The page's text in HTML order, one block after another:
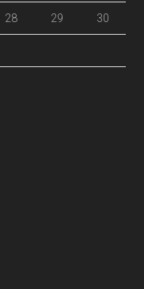
28 29 30